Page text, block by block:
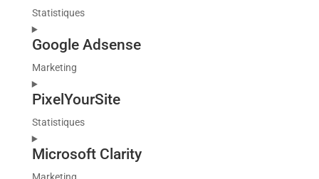
service
Statistiques
Consent
to
service
analytics
Google Adsense
Marketing
Consent
to
service
adsense
PixelYourSite
Statistiques
Consent
to
service
Microsoft Clarity